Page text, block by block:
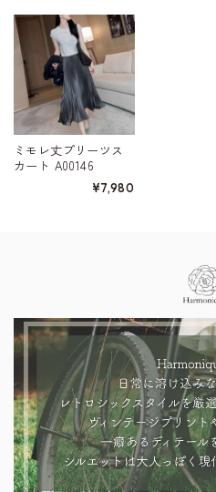
ミモレ丈プリーツス
カート A00146
¥7,980